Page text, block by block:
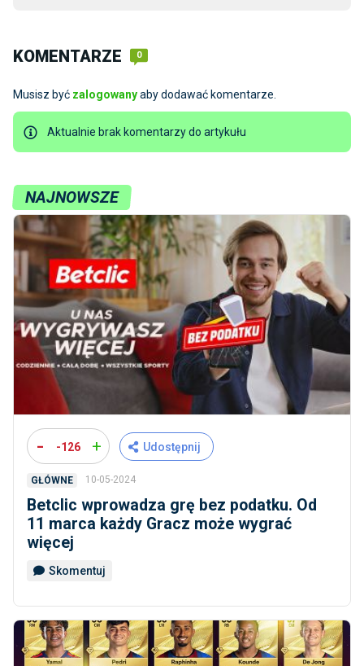
KOMENTARZE 0
Musisz być zalogowanyaby dodawać komentarze.
Aktualnie brak komentarzy do artykułu
NAJNOWSZE
- -126 + Udostępnij
GŁÓWNE 10-05-2024
Betclic wprowadza grę bez podatku. Od
11 marca każdy Gracz może wygrać
więcej
Skomentuj